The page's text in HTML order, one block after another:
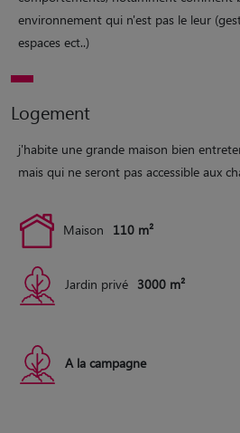
environnement qui n'est pas le leur
espaces ect..)
Logement
j'habite une grande maison bien
mais qui ne seront pas accessible aux
Maison 110 m²
Jardin privé 3000 m²
A la campagne